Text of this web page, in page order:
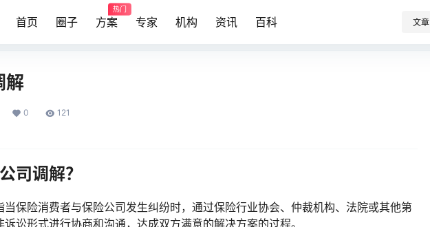
首页 圈子 方案
热门
专家 机构 资讯 百科 文章
解
0 121
司调解？
当保险消费者与保险公司发生纠纷时，通过保险行业协会、仲裁机构、法院或其他第
讼形式进行协商和沟通，达成双方满意的解决方案的过程。